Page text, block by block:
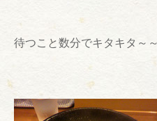
待つこと数分でキタキタ～